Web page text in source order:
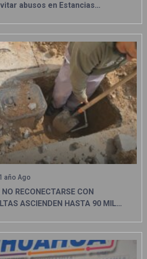
abusos en Estancias
año Ago
RECONECTARSE CON
ASCIENDEN HASTA 90 MIL